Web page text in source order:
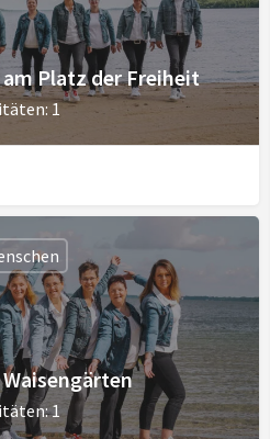
Platz der Freiheit
1
1